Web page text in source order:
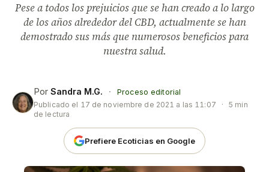
Pese a todos los prejuicios que se han creado a lo largo
de los años alrededor del CBD, actualmente se han
demostrado sus más que numerosos beneficios para
nuestra salud.
Por Sandra M.G. ·
Proceso editorial
Publicado el 17 de noviembre de 2021 a las 11:07 ·
5 min
de lectura
Prefiere Ecoticias en Google